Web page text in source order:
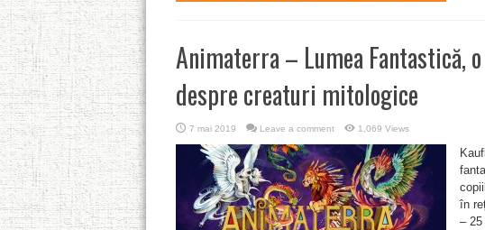
Animaterra – Lumea Fantastică,
despre creaturi mitologice
7 mai 2019 Leave a comment 1,069 Views
în
–